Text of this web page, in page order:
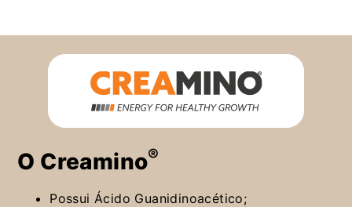
O Creamino®
Possui Ácido Guanidinoacético;